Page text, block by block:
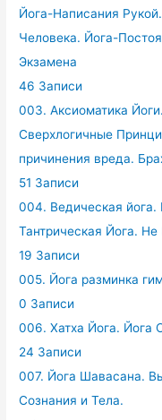
Йога-Написания
Человека. Йога-
Экзамена
46 Записи
003. Аксиоматика
Сверхлогичные
причинения вреда.
51 Записи
004. Ведическая
Тантрическая Йога.
19 Записи
005. Йога разминка
0 Записи
006. Хатха Йога. Йога
24 Записи
007. Йога Шавасана.
Сознания и Тела.